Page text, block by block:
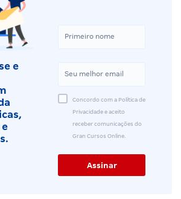
e
Concordo com a Política de
Privacidade e aceito
receber comunicações do
Gran Cursos Online.